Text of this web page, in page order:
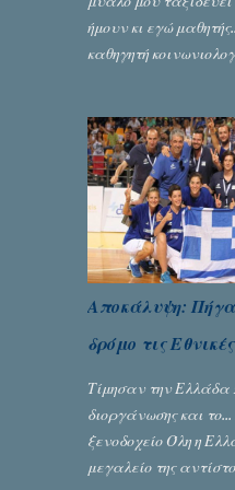
ήμουν κι εγώ
καθηγητή
Γράφει ο Σταύρος
Αποκάλυψη:
δρόμο τις
Τίμησαν την
διοργάνωσης και
ξενοδοχείο Όλη η
μεγαλείο της